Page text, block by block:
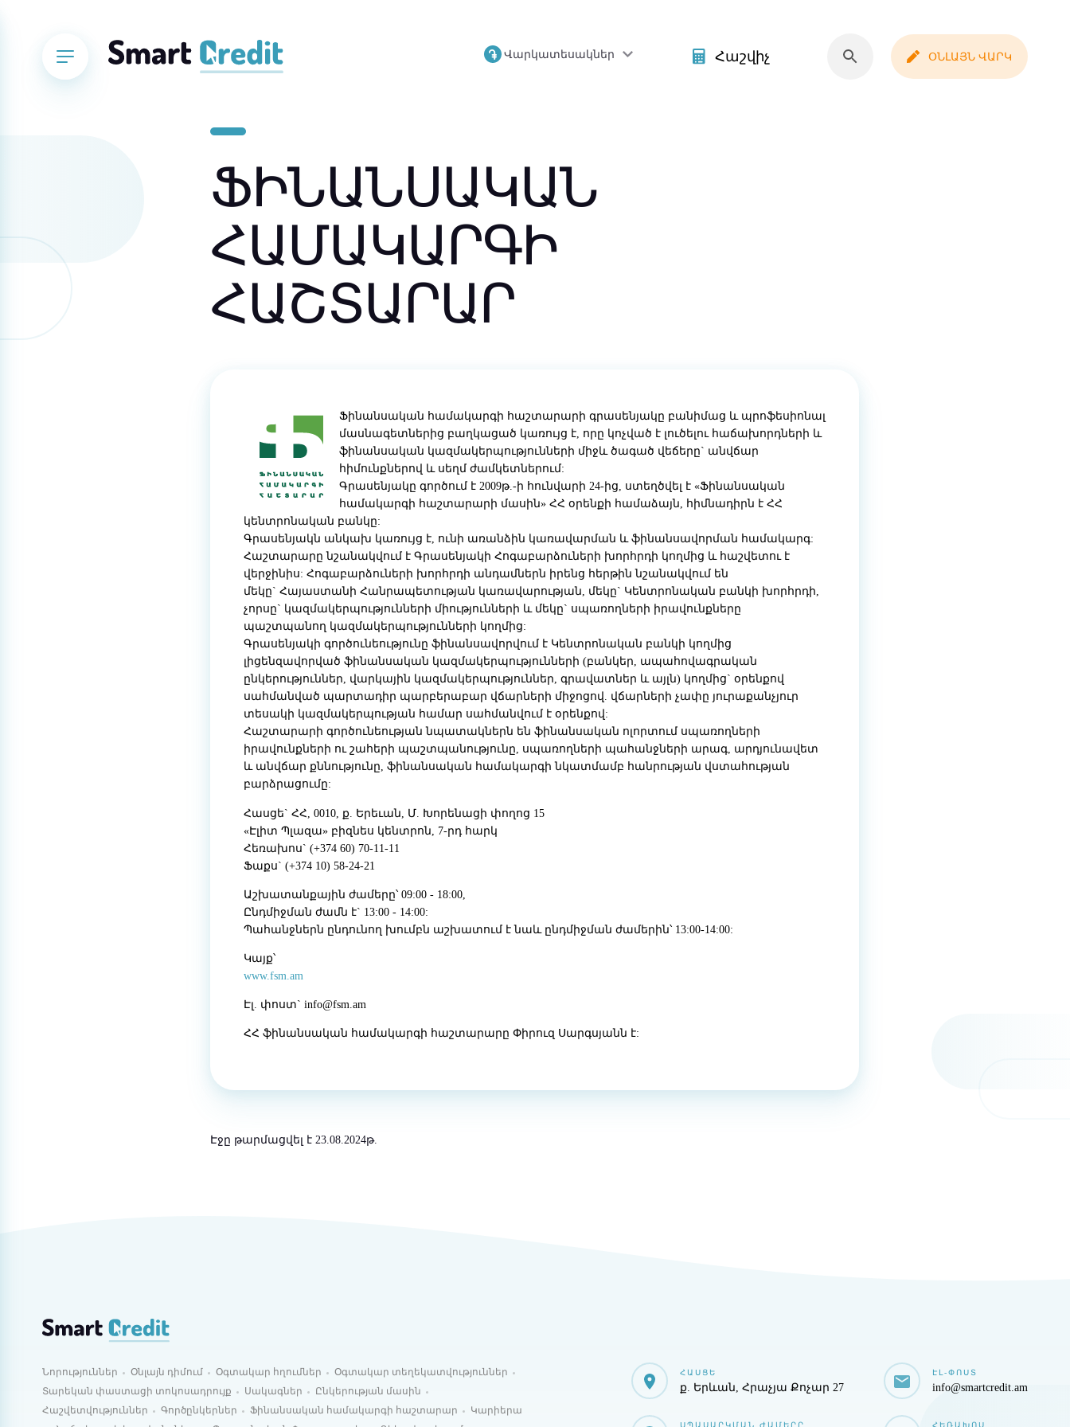
Վարկատեսակներ Հաշվիչ ՕՆԼԱՅՆ ՎԱՐԿ
ՖԻՆԱՆՍԱԿԱՆ
ՀԱՄԱԿԱՐԳԻ
ՀԱՇՏԱՐԱՐ
Ֆինանսական համակարգի հաշտարարի գրասենյակը բանիմաց և պրոֆեսիոնալ
մասնագետներից բաղկացած կառույց է, որը կոչված է լուծելու հաճախորդների և
ֆինանսական կազմակերպությունների միջև ծագած վեճերը` անվճար
հիմունքներով և սեղմ ժամկետներում:
Գրասենյակը գործում է 2009թ.-ի հունվարի 24-ից, ստեղծվել է «Ֆինանսական
համակարգի հաշտարարի մասին» ՀՀ օրենքի համաձայն, հիմնադիրն է ՀՀ
կենտրոնական բանկը:
Գրասենյակն անկախ կառույց է, ունի առանձին կառավարման և ֆինանսավորման համակարգ:
Հաշտարարը նշանակվում է Գրասենյակի Հոգաբարձուների խորհրդի կողմից և հաշվետու է
վերջինիս: Հոգաբարձուների խորհրդի անդամներն իրենց հերթին նշանակվում են
մեկը` Հայաստանի Հանրապետության կառավարության, մեկը` Կենտրոնական բանկի խորհրդի,
չորսը` կազմակերպությունների միությունների և մեկը` սպառողների իրավունքները
պաշտպանող կազմակերպությունների կողմից:
Գրասենյակի գործունեությունը ֆինանսավորվում է Կենտրոնական բանկի կողմից
լիցենզավորված ֆինանսական կազմակերպությունների (բանկեր, ապահովագրական
ընկերություններ, վարկային կազմակերպություններ, գրավատներ և այլն) կողմից` օրենքով
սահմանված պարտադիր պարբերաբար վճարների միջոցով. վճարների չափը յուրաքանչյուր
տեսակի կազմակերպության համար սահմանվում է օրենքով:
Հաշտարարի գործունեության նպատակներն են ֆինանսական ոլորտում սպառողների
իրավունքների ու շահերի պաշտպանությունը, սպառողների պահանջների արագ, արդյունավետ
և անվճար քննությունը, ֆինանսական համակարգի նկատմամբ հանրության վստահության
բարձրացումը:
Հասցե` ՀՀ, 0010, ք. Երեւան, Մ. Խորենացի փողոց 15
«Էլիտ Պլազա» բիզնես կենտրոն, 7-րդ հարկ
Հեռախոս` (+374 60) 70-11-11
Ֆաքս` (+374 10) 58-24-21
Աշխատանքային ժամերը՝ 09:00 - 18:00,
Ընդմիջման ժամն է` 13:00 - 14:00:
Պահանջներն ընդունող խումբն աշխատում է նաև ընդմիջման ժամերին՝ 13:00-14:00:
Կայք՝
www.fsm.am
Էլ. փոստ`info@fsm.am
ՀՀ ֆինանսական համակարգի հաշտարարը Փիրուզ Սարգսյանն է:
Էջը թարմացվել է 23.08.2024թ.
Նորություններ Օնլայն դիմում Օգտակար հղումներ
Օգտակար տեղեկատվություններ
Տարեկան փաստացի տոկոսադրույք
Սակագներ
Ընկերության մասին
Հաշվետվություններ
Գործընկերներ Ֆինանսական համակարգի հաշտարար
Կարիերա
ՀԱՍՑԵ
ք. Երևան, Հրաչյա Քոչար 27
ՍՊԱՍԱՐԿՄԱՆ ԺԱՄԵՐԸ
ԷԼ-ՓՈՍՏ
info@smartcredit.am
ՀԵՌԱԽՈՍ